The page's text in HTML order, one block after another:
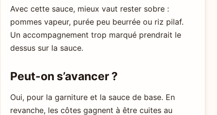
Avec cette sauce, mieux vaut rester sobre :
pommes vapeur, purée peu beurrée ou riz pilaf.
Un accompagnement trop marqué prendrait le
dessus sur la sauce.
Peut-on s’avancer ?
Oui, pour la garniture et la sauce de base. En
revanche, les côtes gagnent à être cuites au